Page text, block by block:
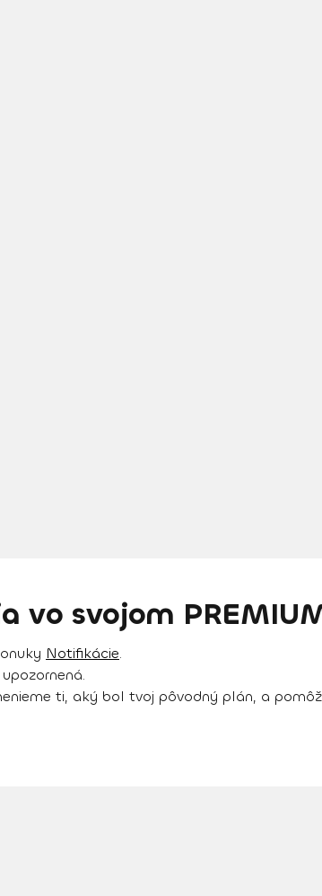
vo svojom
Notifikácie.
ti, aký bol tvoj pôvodný plán, a